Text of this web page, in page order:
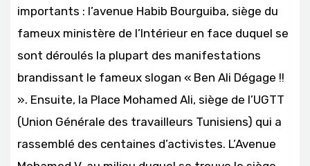
importants : l’avenue Habib Bourguiba, siège du
fameux ministère de l’Intérieur en face duquel se
sont déroulés la plupart des manifestations
brandissant le fameux slogan « Ben Ali Dégage !!
». Ensuite, la Place Mohamed Ali, siège de l’UGTT
(Union Générale des travailleurs Tunisiens) qui a
rassemblé des centaines d’activistes. L’Avenue